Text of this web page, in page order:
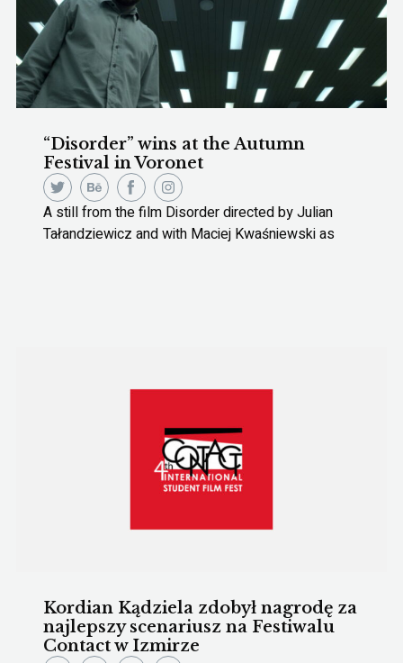
“Disorder” wins at the Autumn
Festival in Voronet
A still from the film Disorder directed by Julian
Tałandziewicz and with Maciej Kwaśniewski as
Kordian Kądziela zdobył nagrodę za
najlepszy scenariusz na Festiwalu
Contact w Izmirze